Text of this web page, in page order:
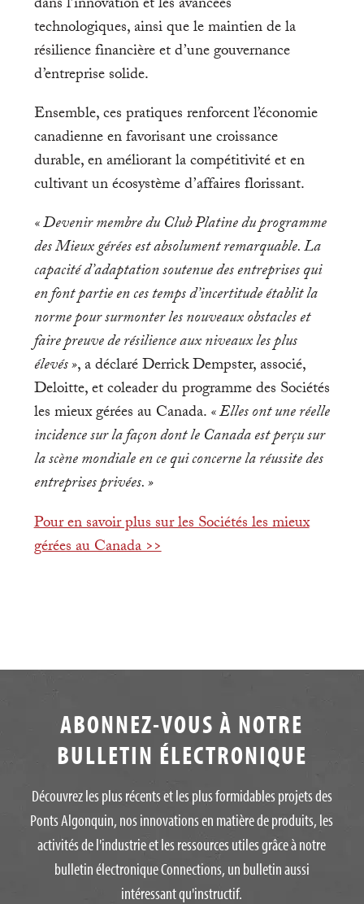
technologiques, ainsi que le maintien de la
résilience financière et d’une gouvernance
d’entreprise solide.
Ensemble, ces pratiques renforcent l’économie
canadienne en favorisant une croissance
durable, en améliorant la compétitivité et en
cultivant un écosystème d’affaires florissant.
« Devenir membre du Club Platine du programme
des Mieux gérées est absolument remarquable. La
capacité d’adaptation soutenue des entreprises qui
en font partie en ces temps d’incertitude établit la
norme pour surmonter les nouveaux obstacles et
faire preuve de résilience aux niveaux les plus
élevés », a déclaré Derrick Dempster, associé,
Deloitte, et coleader du programme des Sociétés
les mieux gérées au Canada.« Elles ont une réelle
incidence sur la façon dont le Canada est perçu sur
la scène mondiale en ce qui concerne la réussite des
entreprises privées. »
Pour en savoir plus sur les Sociétés les mieux
gérées au Canada >>
ABONNEZ-VOUS À NOTRE
BULLETIN ÉLECTRONIQUE
Découvrez les plus récents et les plus formidables projets des
Ponts Algonquin, nos innovations en matière de produits, les
activités de l'industrie et les ressources utiles grâce à notre
bulletin électronique Connections, un bulletin aussi
intéressant qu'instructif.